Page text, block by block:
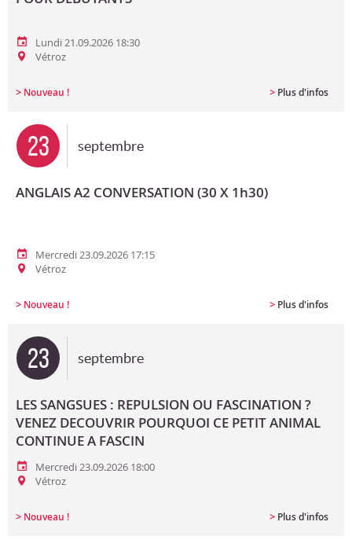
Lundi 21.09.2026 18:30
Vétroz
> Nouveau ! > Plus d'infos
23 septembre
ANGLAIS A2 CONVERSATION (30 X 1h30)
Mercredi 23.09.2026 17:15
Vétroz
> Nouveau ! > Plus d'infos
23 septembre
LES SANGSUES : REPULSION OU FASCINATION ?
VENEZ DECOUVRIR POURQUOI CE PETIT ANIMAL
CONTINUE A FASCIN
Mercredi 23.09.2026 18:00
Vétroz
> Nouveau ! > Plus d'infos